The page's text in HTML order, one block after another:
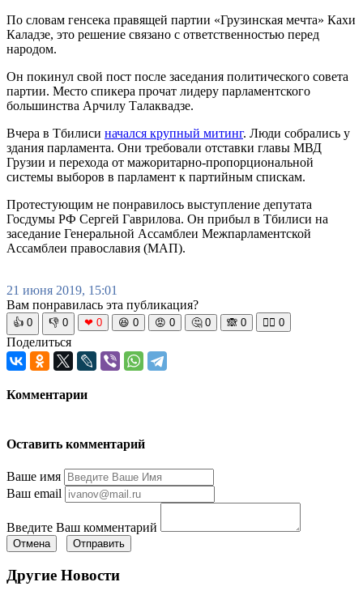
По словам генсека правящей партии «Грузинская мечта» Кахи
Каладзе, это решение связано с ответственностью перед
народом.
Он покинул свой пост после заседания политического совета
партии. Место спикера прочат лидеру парламентского
большинства Арчилу Талаквадзе.
Вчера в Тбилиси начался крупный митинг. Люди собрались у
здания парламента. Они требовали отставки главы МВД
Грузии и перехода от мажоритарно-пропорциональной
системы выборов в парламент к партийным спискам.
Протестующим не понравилось выступление депутата
Госдумы РФ Сергей Гаврилова. Он прибыл в Тбилиси на
заседание Генеральной Ассамблеи Межпарламентской
Ассамблеи православия (МАП).
21 июня 2019, 15:01
Вам понравилась эта публикация?
👍 0 👎 0 ❤ 0 😆 0 😡 0 🤔 0 🙈 0 🧘‍♀️ 0
Поделиться
Комментарии
Оставить комментарий
Ваше имя
Ваш email
Введите Ваш комментарий
Отмена Отправить
Другие Новости